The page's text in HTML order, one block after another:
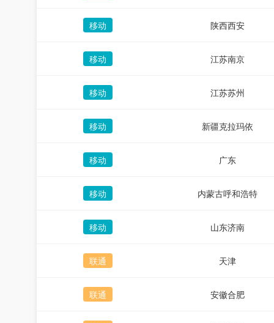
移动 陕西西安
移动 江苏南京
移动 江苏苏州
移动 新疆克拉玛依
移动 广东
移动 内蒙古呼和浩特
移动 山东济南
联通 天津
联通 安徽合肥